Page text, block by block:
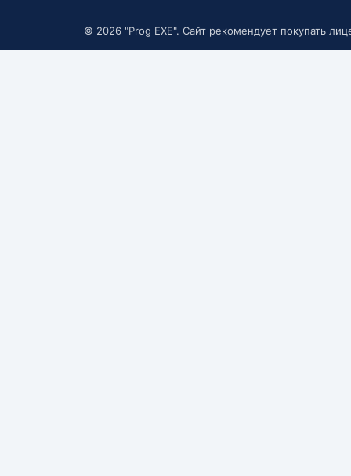
© 2026 "Prog EXE". Сайт рекомендует покупать